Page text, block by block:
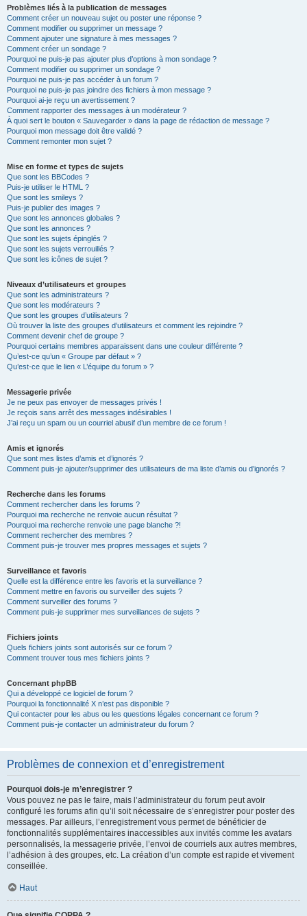
Problèmes liés à la publication de messages
Comment créer un nouveau sujet ou poster une réponse ?
Comment modifier ou supprimer un message ?
Comment ajouter une signature à mes messages ?
Comment créer un sondage ?
Pourquoi ne puis-je pas ajouter plus d’options à mon sondage ?
Comment modifier ou supprimer un sondage ?
Pourquoi ne puis-je pas accéder à un forum ?
Pourquoi ne puis-je pas joindre des fichiers à mon message ?
Pourquoi ai-je reçu un avertissement ?
Comment rapporter des messages à un modérateur ?
À quoi sert le bouton « Sauvegarder » dans la page de rédaction de message ?
Pourquoi mon message doit être validé ?
Comment remonter mon sujet ?
Mise en forme et types de sujets
Que sont les BBCodes ?
Puis-je utiliser le HTML ?
Que sont les smileys ?
Puis-je publier des images ?
Que sont les annonces globales ?
Que sont les annonces ?
Que sont les sujets épinglés ?
Que sont les sujets verrouillés ?
Que sont les icônes de sujet ?
Niveaux d’utilisateurs et groupes
Que sont les administrateurs ?
Que sont les modérateurs ?
Que sont les groupes d’utilisateurs ?
Où trouver la liste des groupes d’utilisateurs et comment les rejoindre ?
Comment devenir chef de groupe ?
Pourquoi certains membres apparaissent dans une couleur différente ?
Qu’est-ce qu’un « Groupe par défaut » ?
Qu’est-ce que le lien « L’équipe du forum » ?
Messagerie privée
Je ne peux pas envoyer de messages privés !
Je reçois sans arrêt des messages indésirables !
J’ai reçu un spam ou un courriel abusif d’un membre de ce forum !
Amis et ignorés
Que sont mes listes d’amis et d’ignorés ?
Comment puis-je ajouter/supprimer des utilisateurs de ma liste d’amis ou d’ignorés ?
Recherche dans les forums
Comment rechercher dans les forums ?
Pourquoi ma recherche ne renvoie aucun résultat ?
Pourquoi ma recherche renvoie une page blanche ?!
Comment rechercher des membres ?
Comment puis-je trouver mes propres messages et sujets ?
Surveillance et favoris
Quelle est la différence entre les favoris et la surveillance ?
Comment mettre en favoris ou surveiller des sujets ?
Comment surveiller des forums ?
Comment puis-je supprimer mes surveillances de sujets ?
Fichiers joints
Quels fichiers joints sont autorisés sur ce forum ?
Comment trouver tous mes fichiers joints ?
Concernant phpBB
Qui a développé ce logiciel de forum ?
Pourquoi la fonctionnalité X n’est pas disponible ?
Qui contacter pour les abus ou les questions légales concernant ce forum ?
Comment puis-je contacter un administrateur du forum ?
Problèmes de connexion et d’enregistrement
Pourquoi dois-je m’enregistrer ?
Vous pouvez ne pas le faire, mais l’administrateur du forum peut avoir
configuré les forums afin qu’il soit nécessaire de s’enregistrer pour poster des
messages. Par ailleurs, l’enregistrement vous permet de bénéficier de
fonctionnalités supplémentaires inaccessibles aux invités comme les avatars
personnalisés, la messagerie privée, l’envoi de courriels aux autres membres,
l’adhésion à des groupes, etc. La création d’un compte est rapide et vivement
conseillée.
Haut